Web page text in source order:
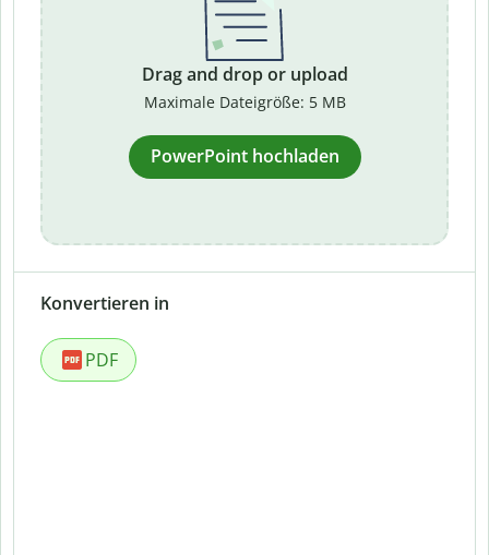
Drag and drop or upload
Maximale Dateigröße: 5 MB
PowerPoint hochladen
Konvertieren in
PDF